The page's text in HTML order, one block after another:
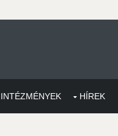
INTÉZMÉNYEK HÍREK